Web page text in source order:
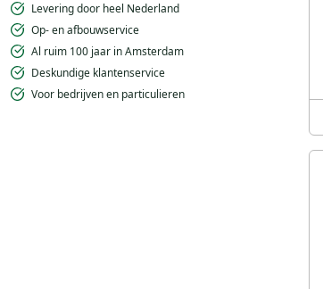
Levering door heel Nederland
Op- en afbouwservice
Al ruim 100 jaar in Amsterdam
Deskundige klantenservice
Voor bedrijven en particulieren